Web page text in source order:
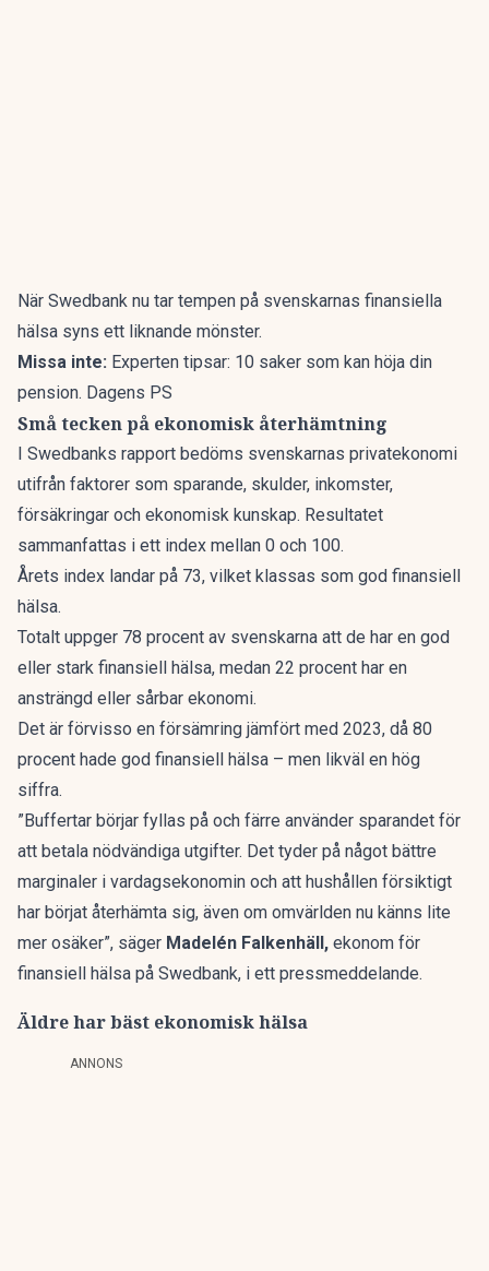
När Swedbank nu tar tempen på svenskarnas finansiella
hälsa syns ett liknande mönster.
Missa inte: Experten tipsar: 10 saker som kan höja din
pension. Dagens PS
Små tecken på ekonomisk återhämtning
I Swedbanks rapport bedöms svenskarnas privatekonomi
utifrån faktorer som sparande, skulder, inkomster,
försäkringar och ekonomisk kunskap. Resultatet
sammanfattas i ett index mellan 0 och 100.
Årets index landar på 73, vilket klassas som god finansiell
hälsa.
Totalt uppger 78 procent av svenskarna att de har en god
eller stark finansiell hälsa, medan 22 procent har en
ansträngd eller sårbar ekonomi.
Det är förvisso en försämring jämfört med 2023, då 80
procent hade god finansiell hälsa – men likväl en hög
siffra.
”Buffertar börjar fyllas på och färre använder sparandet för
att betala nödvändiga utgifter. Det tyder på något bättre
marginaler i vardagsekonomin och att hushållen försiktigt
har börjat återhämta sig, även om omvärlden nu känns lite
mer osäker”, säger Madelén Falkenhäll, ekonom för
finansiell hälsa på Swedbank, i ett pressmeddelande.
Äldre har bäst ekonomisk hälsa
ANNONS